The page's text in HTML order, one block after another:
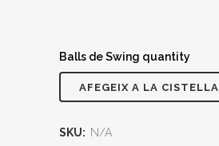
Balls de Swing quantity
AFEGEIX A LA CISTELLA
SKU: N/A